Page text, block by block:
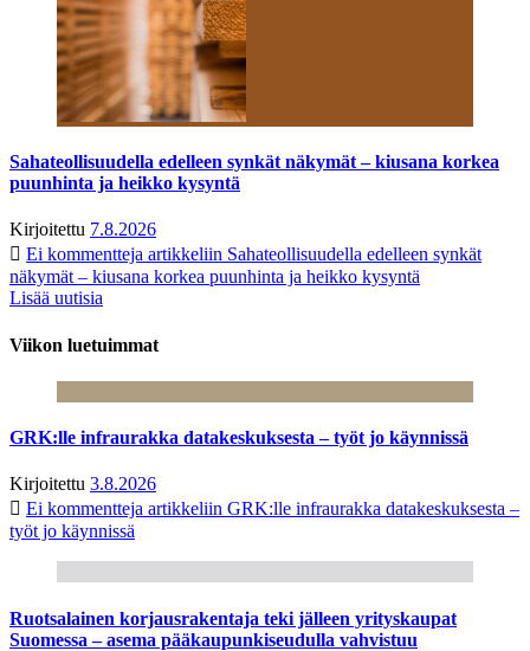
Sahateollisuudella edelleen synkät näkymät – kiusana korkea
puunhinta ja heikko kysyntä
Kirjoitettu 7.8.2026
Ei kommentteja artikkeliin Sahateollisuudella edelleen synkät
näkymät – kiusana korkea puunhinta ja heikko kysyntä
Lisää uutisia
Viikon luetuimmat
GRK:lle infraurakka datakeskuksesta – työt jo käynnissä
Kirjoitettu 3.8.2026
Ei kommentteja artikkeliin GRK:lle infraurakka datakeskuksesta –
työt jo käynnissä
Ruotsalainen korjausrakentaja teki jälleen yrityskaupat
Suomessa – asema pääkaupunkiseudulla vahvistuu